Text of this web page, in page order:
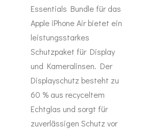
Essentials Bundle für das
Apple iPhone Air bietet ein
leistungsstarkes
Schutzpaket für Display
und Kameralinsen. Der
Displayschutz besteht zu
60 % aus recyceltem
Echtglas und sorgt für
zuverlässigen Schutz vor